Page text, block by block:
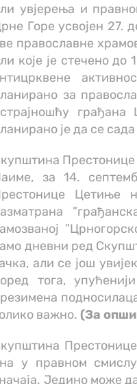
увјерења и
Горе усвојен 27.
православне
које је стечено до
за
је да се
за 14.
Цетиње
дневни ред
али се још
тога,
важно.(За
у правном
Једино може